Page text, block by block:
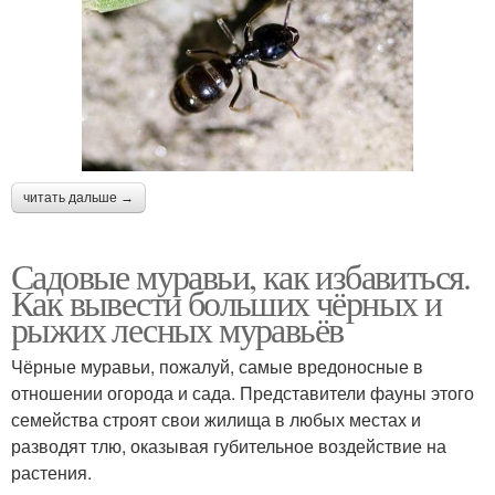
читать дальше →
Садовые муравьи, как избавиться.
Как вывести больших чёрных и
рыжих лесных муравьёв
Чёрные муравьи, пожалуй, самые вредоносные в
отношении огорода и сада. Представители фауны этого
семейства строят свои жилища в любых местах и
разводят тлю, оказывая губительное воздействие на
растения.